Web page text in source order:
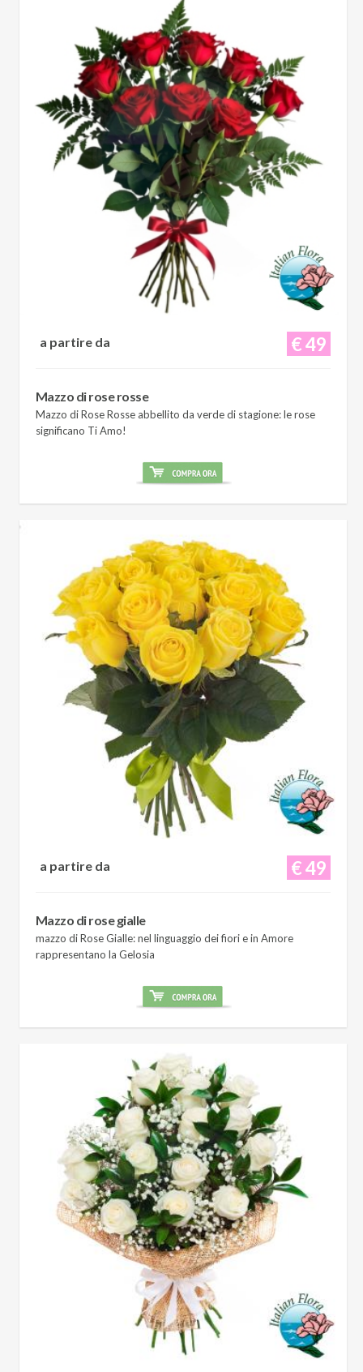
€ 49
a partire da
Mazzo di rose rosse
Mazzo di Rose Rosse abbellito da verde di stagione: le rose
significano Ti Amo!
€ 49
a partire da
Mazzo di rose gialle
mazzo di Rose Gialle: nel linguaggio dei fiori e in Amore
rappresentano la Gelosia